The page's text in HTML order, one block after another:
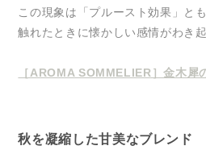
この現象は「プルースト効果」と
触れたときに懐かしい感情がわき
［AROMA SOMMELIER］金木犀
秋を凝縮した甘美なブレンド